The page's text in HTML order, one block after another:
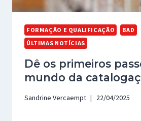
FORMAÇÃO E QUALIFICAÇÃO
BAD
ÚLTIMAS NOTÍCIAS
Dê os primeiros
mundo da
Sandrine Vercaempt 22/04/2025